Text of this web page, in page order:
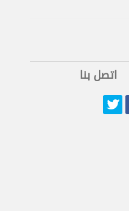
اتصل بنا